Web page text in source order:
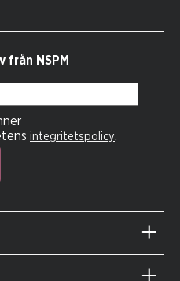
från NSPM
integritetspolicy.